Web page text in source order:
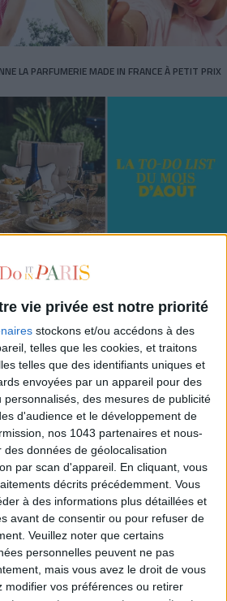
vie privée est notre priorité
stockons et/ou accédons à des
telles que les cookies, et traitons
telles que des identifiants uniques et
envoyées par un appareil pour des
personnalisés, des mesures de publicité
d'audience et le développement de
nos 1043 partenaires et nous-
des données de géolocalisation
par scan d'appareil. En cliquant, vous
décrits précédemment. Vous
à des informations plus détaillées et
avant de consentir ou pour refuser de
Veuillez noter que certains
personnelles peuvent ne pas
mais vous avez le droit de vous
modifier vos préférences ou retirer
LA PARFUMERIE MADE IN FRANCE À PETIT PRIX
DEVEZ FAIRE À PARIS EN AOÛT
DONNENT ENVIE DE SE TARTINER